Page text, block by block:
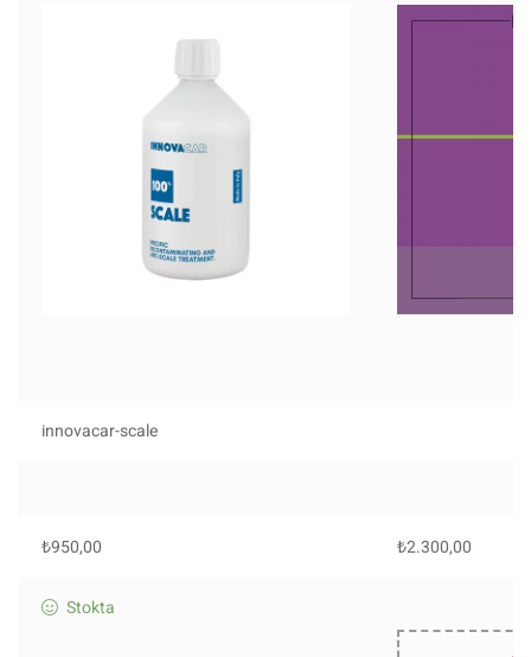
innovacar-scale
₺950,00 ₺2.300,00
Stokta